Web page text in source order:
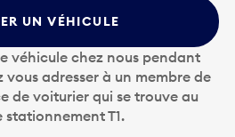
UN VÉHICULE
véhicule chez nous pendant
vous adresser à un membre de
de voiturier qui se trouve au
T1.